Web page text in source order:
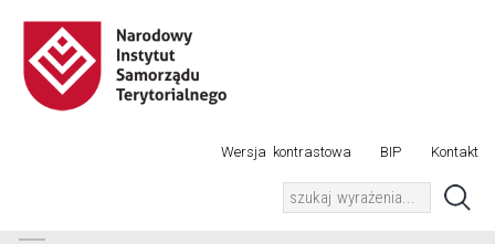
Wersja kontrastowa BIP Kontakt